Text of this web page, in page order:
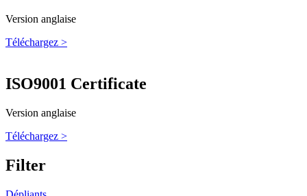
Version anglaise
Téléchargez >
ISO9001 Certificate
Version anglaise
Téléchargez >
Filter